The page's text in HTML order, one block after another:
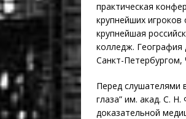
практическая
крупнейших
крупнейшая
колледж. География
Санкт-Петербургом,
Перед слушателями
глаза” им. акад. С.
доказательной